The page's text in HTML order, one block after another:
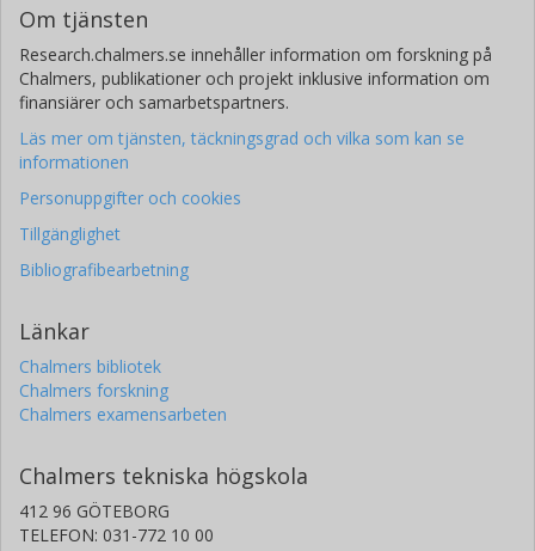
Om tjänsten
Research.chalmers.se innehåller information om forskning på
Chalmers, publikationer och projekt inklusive information om
finansiärer och samarbetspartners.
Läs mer om tjänsten, täckningsgrad och vilka som kan se
informationen
Personuppgifter och cookies
Tillgänglighet
Bibliografibearbetning
Länkar
Chalmers bibliotek
Chalmers forskning
Chalmers examensarbeten
Chalmers tekniska högskola
412 96 GÖTEBORG
TELEFON: 031-772 10 00